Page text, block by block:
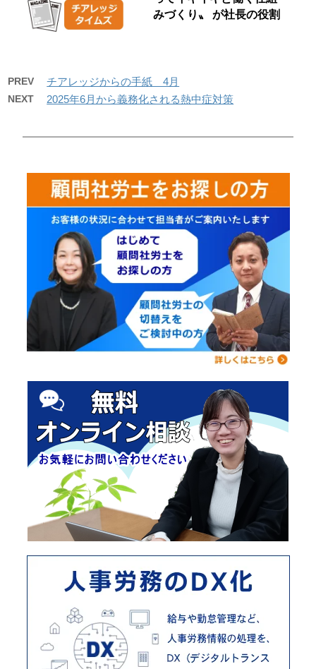
みづくり〟 が社長の役割
PREV チアレッジからの手紙 4月
NEXT 2025年6月から義務化される熱中症対策